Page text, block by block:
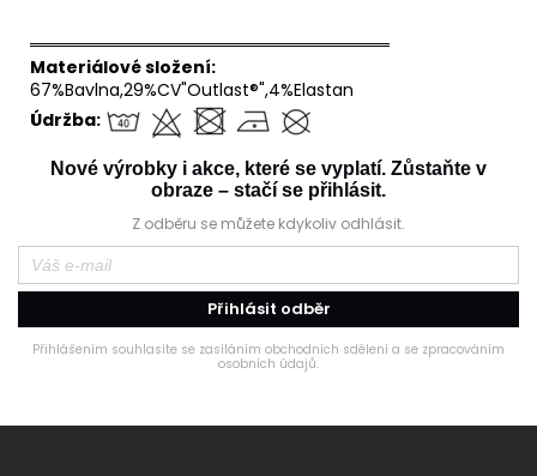
══════════════════════════════
Materiálové složení:
67%Bavlna,29%CV"Outlast®",4%Elastan
Údržba:
Nové výrobky i akce, které se vyplatí. Zůstaňte v
obraze – stačí se přihlásit.
Z odběru se můžete kdykoliv odhlásit.
Přihlásit odběr
Přihlášením souhlasíte se zasíláním obchodních sdělení a se zpracováním
osobních údajů.